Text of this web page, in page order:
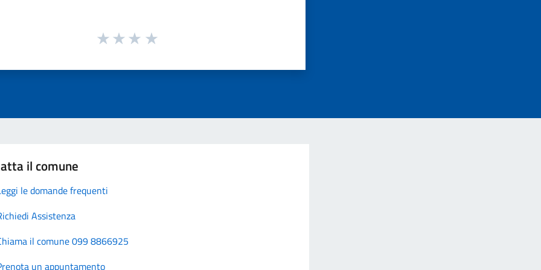
il comune
le domande frequenti
Assistenza
il comune 099 8866925
un appuntamento